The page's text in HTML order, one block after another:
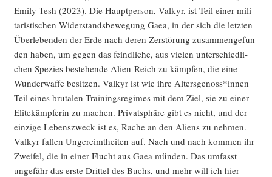
Emi­ly Tesh (2023). Die Haupt­per­son, Val­kyr, ist Teil einer mili­
ta­ris­ti­schen Wider­stands­be­we­gung Gaea, in der sich die letz­ten
Über­le­ben­den der Erde nach deren Zer­stö­rung zusam­men­ge­fun­
den haben, um gegen das feind­li­che, aus vie­len unter­schied­li­
chen Spe­zi­es bestehen­de Ali­en-Reich zu kämp­fen, die eine
Wun­der­waf­fe besit­zen. Val­kyr ist wie ihre Altersgenoss*innen
Teil eines bru­ta­len Trai­nings­re­gimes mit dem Ziel, sie zu einer
Eli­te­kämp­fe­rin zu machen. Pri­vat­sphä­re gibt es nicht, und der
ein­zi­ge Lebens­zweck ist es, Rache an den Ali­ens zu neh­men.
Val­kyr fal­len Unge­reimt­hei­ten auf. Nach und nach kom­men ihr
Zwei­fel, die in einer Flucht aus Gaea mün­den. Das umfasst
unge­fähr das ers­te Drit­tel des Buchs, und mehr will ich hier